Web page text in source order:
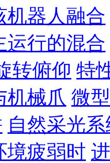
机器人融合
运行的混合
转俯仰 特
机械爪 微
自然采光
境疲弱时